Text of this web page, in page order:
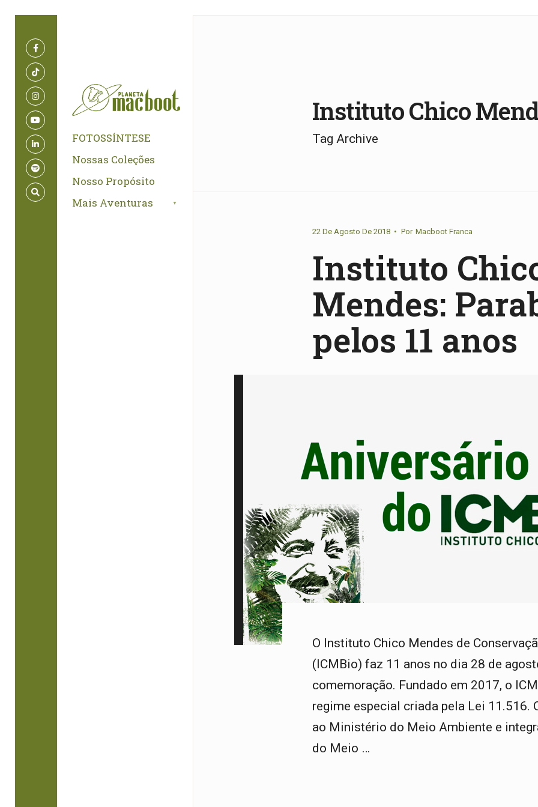
FOTOSSÍNTESE
Nossas Coleções
Nosso Propósito
Mais Aventuras
Instituto Chico
Tag Archive
22 De Agosto De 2018 • Por Macboot Franca
Instituto
Mendes:
pelos 11 anos
O Instituto Chico Mendes de
(ICMBio) faz 11 anos no dia 28 de
comemoração. Fundado em 2017, o
regime especial criada pela Lei 11.516.
ao Ministério do Meio Ambiente e
do Meio …